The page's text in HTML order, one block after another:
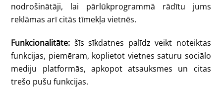
nodrošinātāji, lai pārlūkprogrammā rādītu jums
reklāmas arī citās tīmekļa vietnēs.
Funkcionalitāte: šīs sīkdatnes palīdz veikt noteiktas
funkcijas, piemēram, koplietot vietnes saturu sociālo
mediju platformās, apkopot atsauksmes un citas
trešo pušu funkcijas.